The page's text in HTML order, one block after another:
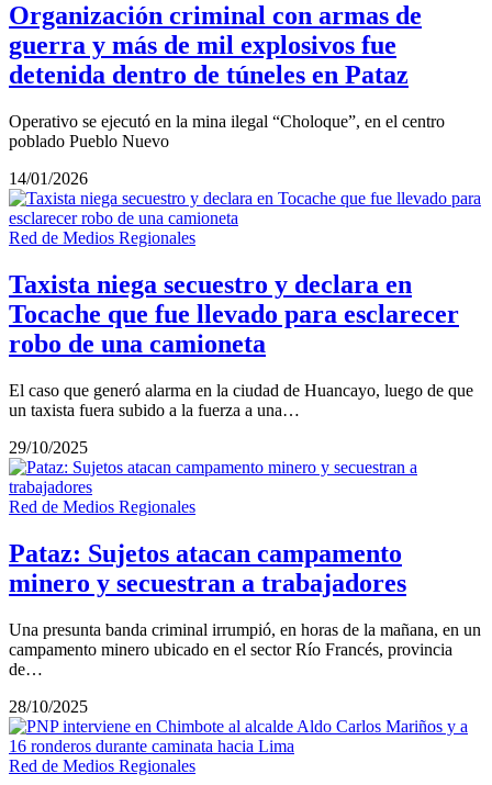
Organización criminal con armas de
guerra y más de mil explosivos fue
detenida dentro de túneles en Pataz
Operativo se ejecutó en la mina ilegal “Choloque”, en el centro
poblado Pueblo Nuevo
14/01/2026
Red de Medios Regionales
Taxista niega secuestro y declara en
Tocache que fue llevado para esclarecer
robo de una camioneta
El caso que generó alarma en la ciudad de Huancayo, luego de que
un taxista fuera subido a la fuerza a una…
29/10/2025
Red de Medios Regionales
Pataz: Sujetos atacan campamento
minero y secuestran a trabajadores
Una presunta banda criminal irrumpió, en horas de la mañana, en un
campamento minero ubicado en el sector Río Francés, provincia
de…
28/10/2025
Red de Medios Regionales